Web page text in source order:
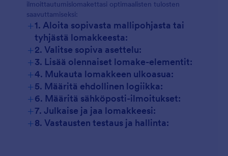
ilmoittautumislomakettasi optimaalisten tulosten
saavuttamiseksi:
+1. Aloita sopivasta mallipohjasta tai
tyhjästä lomakkeesta:
+2. Valitse sopiva asettelu:
+3. Lisää olennaiset lomake-elementit:
+4. Mukauta lomakkeen ulkoasua:
+5. Määritä ehdollinen logiikka:
+6. Määritä sähköposti-ilmoitukset:
+7. Julkaise ja jaa lomakkeesi:
+8. Vastausten testaus ja hallinta: